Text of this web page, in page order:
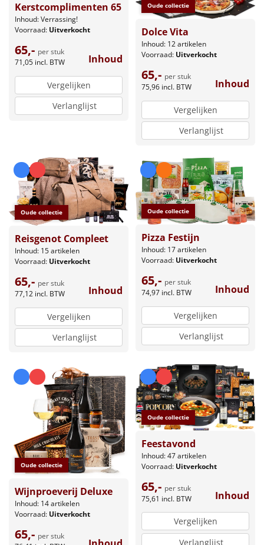
Kerstcomplimenten 65
Inhoud: Verrassing!
Voorraad: Uitverkocht
65,- per stuk
71,05 incl. BTW Inhoud
Vergelijken
Verlanglijst
Oude collectie
Dolce Vita
Inhoud: 12 artikelen
Voorraad: Uitverkocht
65,- per stuk
75,96 incl. BTW Inhoud
Vergelijken
Verlanglijst
Oude collectie
Reisgenot Compleet
Inhoud: 15 artikelen
Voorraad: Uitverkocht
65,- per stuk
77,12 incl. BTW Inhoud
Vergelijken
Verlanglijst
Oude collectie
Pizza Festijn
Inhoud: 17 artikelen
Voorraad: Uitverkocht
65,- per stuk
74,97 incl. BTW Inhoud
Vergelijken
Verlanglijst
Oude collectie
Wijnproeverij Deluxe
Inhoud: 14 artikelen
Voorraad: Uitverkocht
65,- per stuk
Oude collectie
Feestavond
Inhoud: 47 artikelen
Voorraad: Uitverkocht
65,- per stuk
75,61 incl. BTW Inhoud
Vergelijken
Verlanglijst